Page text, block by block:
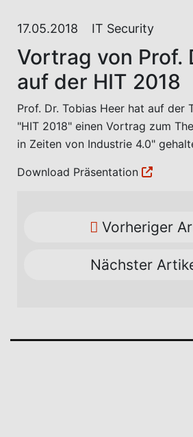
17.05.2018 IT Security
Vortrag von Prof.
auf der HIT 2018
Prof. Dr. Tobias Heer hat auf der
"HIT 2018" einen Vortrag zum
in Zeiten von Industrie 4.0"
Download Präsentation
Vorheriger
Nächster